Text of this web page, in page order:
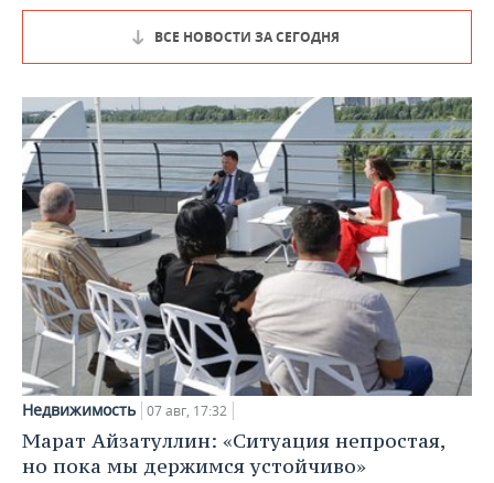
ВСЕ НОВОСТИ ЗА СЕГОДНЯ
Недвижимость 07 авг, 17:32
Марат Айзатуллин: «Ситуация непростая,
но пока мы держимся устойчиво»